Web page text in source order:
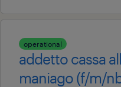
operational
addetto cassa
maniago (f/m/